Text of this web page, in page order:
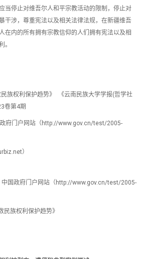
当停止对维吾尔人和平宗教活动的限制，停止对
干涉，尊重宪法以及相关法律法规，在新疆维吾
在内的所有拥有宗教信仰的人们拥有宪法以及相
。
族权利保护趋势》 《云南民族大学学报(哲学社
卷第4期
府门户网站（http://www.gov.cn/test/2005-
）
中国政府门户网站（http://www.gov.cn/test/2005-
民族权利保护趋势》